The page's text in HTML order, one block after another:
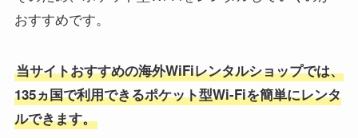
おすすめです。
当サイトおすすめの海外WiFiレンタルショップでは、
135ヵ国で利用できるポケット型Wi-Fiを簡単にレンタ
ルできます。